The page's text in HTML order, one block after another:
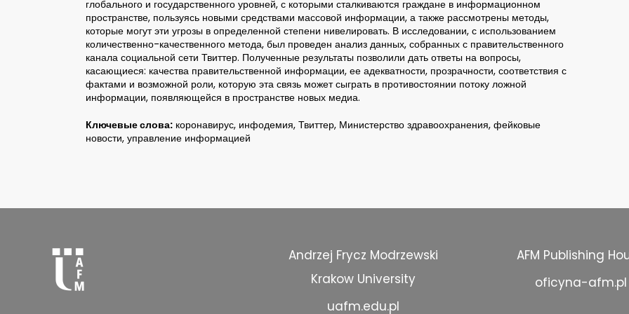
глобального и государственного уровней, с которыми сталкиваются граждане в информационном
пространстве, пользуясь новыми средствами массовой информации, а также рассмотрены методы,
которые могут эти угрозы в определенной степени нивелировать. В исследовании, с использованием
количественно-качественного метода, был проведен анализ данных, собранных с правительственного
канала социальной сети Твиттер. Полученные результаты позволили дать ответы на вопросы,
касающиеся: качества правительственной информации, ее адекватности, прозрачности, соответствия с
фактами и возможной роли, которую эта связь может сыграть в противостоянии потоку ложной
информации, появляющейся в пространстве новых медиа.
Ключевые слова: коронавирус, инфодемия, Твиттер, Министерство здравоохранения, фейковые
новости, управление информацией
Andrzej Frycz Modrzewski
Krakow University
uafm.edu.pl
AFM Publishing
oficyna-afm.pl